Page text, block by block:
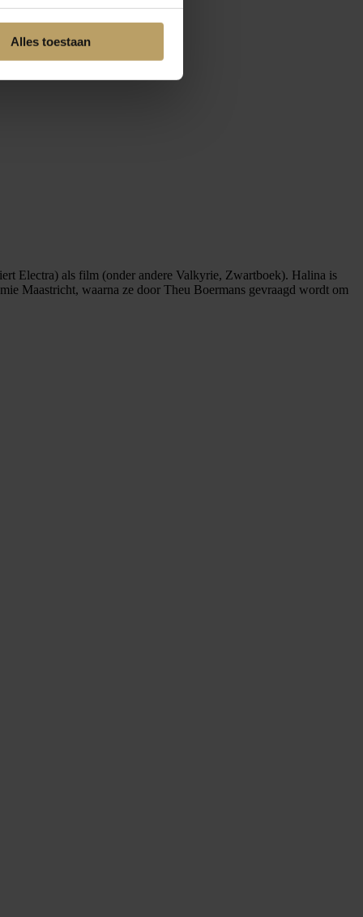
Alles toestaan
Electra) als film (onder andere Valkyrie, Zwartboek). Halina is
Maastricht, waarna ze door Theu Boermans gevraagd wordt om